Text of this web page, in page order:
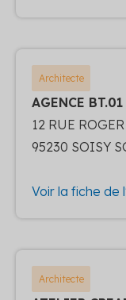
Architecte
AGENCE BT.01
12 RUE
95230 SOISY
Voir la fiche de
Architecte